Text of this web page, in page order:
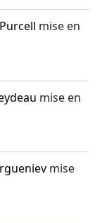
mise en
mise en
mise